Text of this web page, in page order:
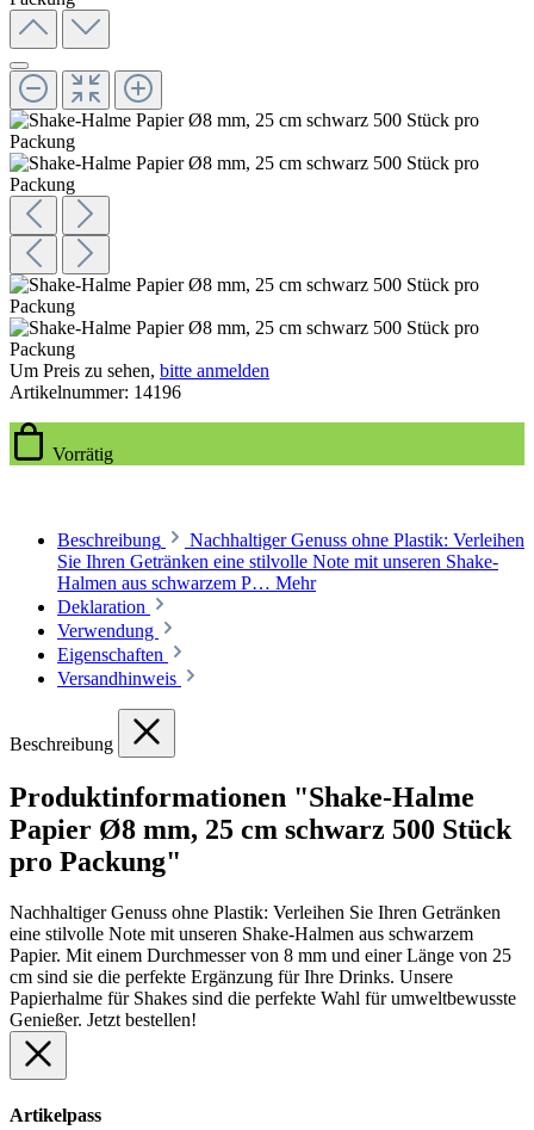
Um Preis zu sehen, bitte anmelden
Artikelnummer: 14196
Vorrätig
Beschreibung
Nachhaltiger Genuss ohne Plastik: Verleihen
Sie Ihren Getränken eine stilvolle Note mit unseren Shake-
Halmen aus schwarzem P… Mehr
Deklaration
Verwendung
Eigenschaften
Versandhinweis
Beschreibung
Produktinformationen "Shake-Halme
Papier Ø8 mm, 25 cm schwarz 500 Stück
pro Packung"
Nachhaltiger Genuss ohne Plastik: Verleihen Sie Ihren Getränken
eine stilvolle Note mit unseren Shake-Halmen aus schwarzem
Papier. Mit einem Durchmesser von 8 mm und einer Länge von 25
cm sind sie die perfekte Ergänzung für Ihre Drinks. Unsere
Papierhalme für Shakes sind die perfekte Wahl für umweltbewusste
Genießer. Jetzt bestellen!
Artikelpass